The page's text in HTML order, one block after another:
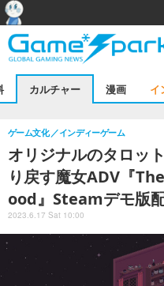
カルチャー 漫画 イ
オリジナルのタロッ
り戻す魔女ADV『
ood』Steamデモ版
ゲーム文化 インディーゲーム
2023.6.17 Sat 10:00